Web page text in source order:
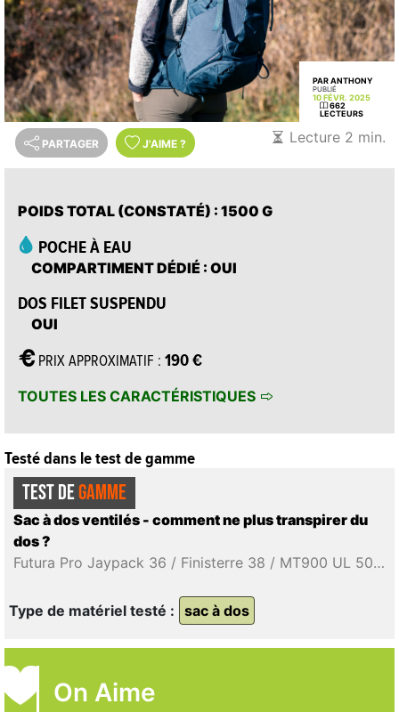
PAR ANTHONY
PUBLIÉ
10 FÉVR. 2025
662
LECTEURS
PARTAGER J'AIME ? Lecture 2 min.
POIDS TOTAL (CONSTATÉ) : 1500 G
POCHE À EAU
COMPARTIMENT DÉDIÉ : OUI
DOS FILET SUSPENDU
OUI
PRIX APPROXIMATIF : 190 €
TOUTES LES CARACTÉRISTIQUES
Testé dans le test de gamme
TEST DEGAMME
Sac à dos ventilés - comment ne plus transpirer du
dos ?
Futura Pro Jaypack 36 / Finisterre 38 / MT900 UL 50+10 / Zulu LT 28 / Focal 48 / L.I.M 35 / L.I.M Airak 38 / Vina 30 / Airzone Trail Duo 32 / Airzone Trek 35:45 / Airzone Ultra 36 / Downburst 26 / Exos 58 / Exos Pro 55 / Hikelite 32 / Alp Trainer 35+3 / Bike Alpin 30+5 / Brenta 44+6
Type de matériel testé : sac à dos
On Aime